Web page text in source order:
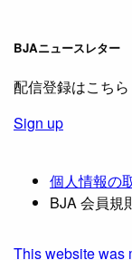
BJAニュースレター
配信登録はこちら
Sign up
個人情報の
BJA 会員規
This website was